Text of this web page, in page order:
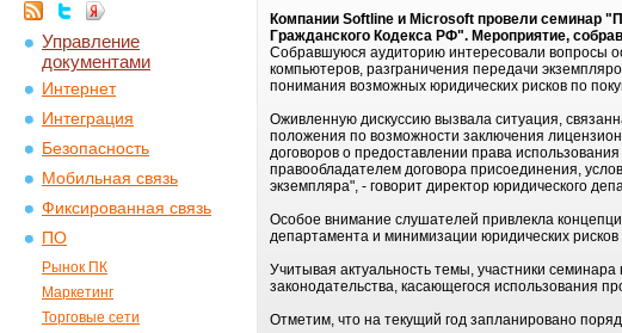
Управление
документами
Интернет
Интеграция
Безопасность
Мобильная связь
Фиксированная связь
ПО
Рынок ПК
Маркетинг
Торговые сети
Компании Softline и Microsoft провели семинар
Гражданского Кодекса РФ". Мероприятие,
Собравшуюся аудиторию интересовали вопросы
компьютеров, разграничения передачи
понимания возможных юридических рисков по
Оживленную дискуссию вызвала ситуация,
положения по возможности заключения
договоров о предоставлении права
правообладателем договора присоединения,
экземпляра", - говорит директор юридического
Особое внимание слушателей привлекла
департамента и минимизации юридических
Учитывая актуальность темы, участники
законодательства, касающегося использования
Отметим, что на текущий год запланировано